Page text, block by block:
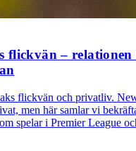
flickvän – relationen
flickvän och privatliv.
men här samlar vi
spelar i Premier League